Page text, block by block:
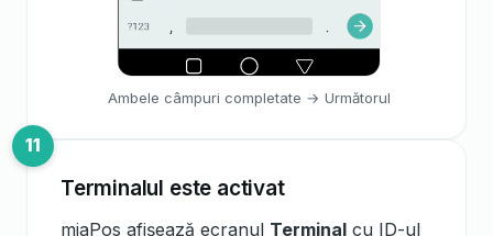
Ambele câmpuri completate → Următorul
Terminalul este activat
miaPos afișează ecranul Terminal cu ID-ul